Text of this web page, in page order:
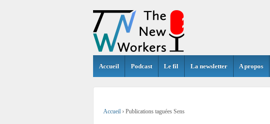
Accueil Podcast Le fil La newsletter A propos
Accueil › Publications taguées Sens